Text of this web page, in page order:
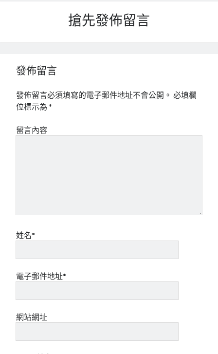
搶先發佈留言
發佈留言
發佈留言必須填寫的電子郵件地址不會公開。 必填欄
位標示為*
留言內容
姓名*
電子郵件地址*
網站網址